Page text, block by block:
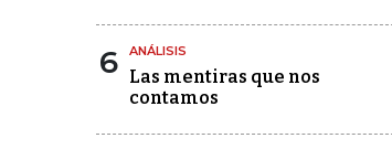
6 ANÁLISIS
Las mentiras que nos
contamos